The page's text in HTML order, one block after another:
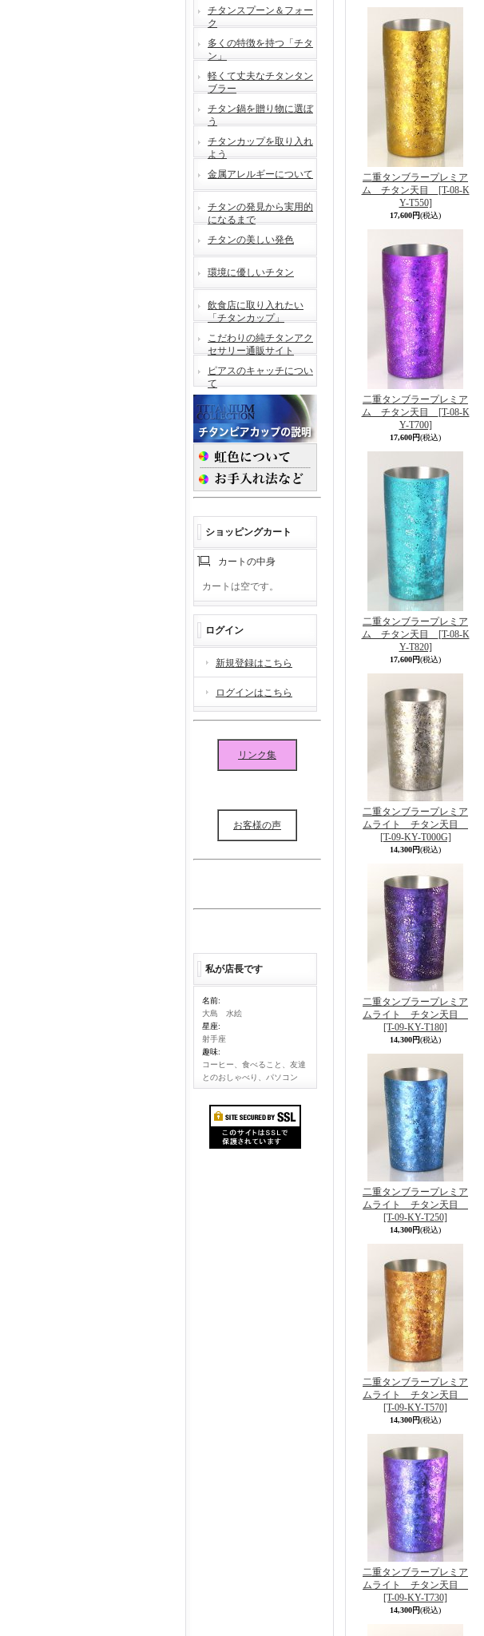
チタンスプーン＆フォー
ク
多くの特徴を持つ「チタ
ン」
軽くて丈夫なチタンタン
ブラー
チタン鍋を贈り物に選ぼ
う
チタンカップを取り入れ
よう
金属アレルギーについて
チタンの発見から実用的
になるまで
チタンの美しい発色
環境に優しいチタン
飲食店に取り入れたい
「チタンカップ」
こだわりの純チタンアク
セサリー通販サイト
ピアスのキャッチについ
て
ショッピングカート
カートの中身
カートは空です。
ログイン
新規登録はこちら
ログインはこちら
リンク集
お客様の声
私が店長です
名前:
大島 水絵
星座:
射手座
趣味:
コーヒー、食べること、友達
とのおしゃべり、パソコン
二重タンブラープレミア
ム チタン天目
[T-08-K
Y-T550]
17,600円(税込)
二重タンブラープレミア
ム チタン天目
[T-08-K
Y-T700]
17,600円(税込)
二重タンブラープレミア
ム チタン天目
[T-08-K
Y-T820]
17,600円(税込)
二重タンブラープレミア
ムライト チタン天目
[T-09-KY-T000G]
14,300円(税込)
二重タンブラープレミア
ムライト チタン天目
[T-09-KY-T180]
14,300円(税込)
二重タンブラープレミア
ムライト チタン天目
[T-09-KY-T250]
14,300円(税込)
二重タンブラープレミア
ムライト チタン天目
[T-09-KY-T570]
14,300円(税込)
二重タンブラープレミア
ムライト チタン天目
[T-09-KY-T730]
14,300円(税込)